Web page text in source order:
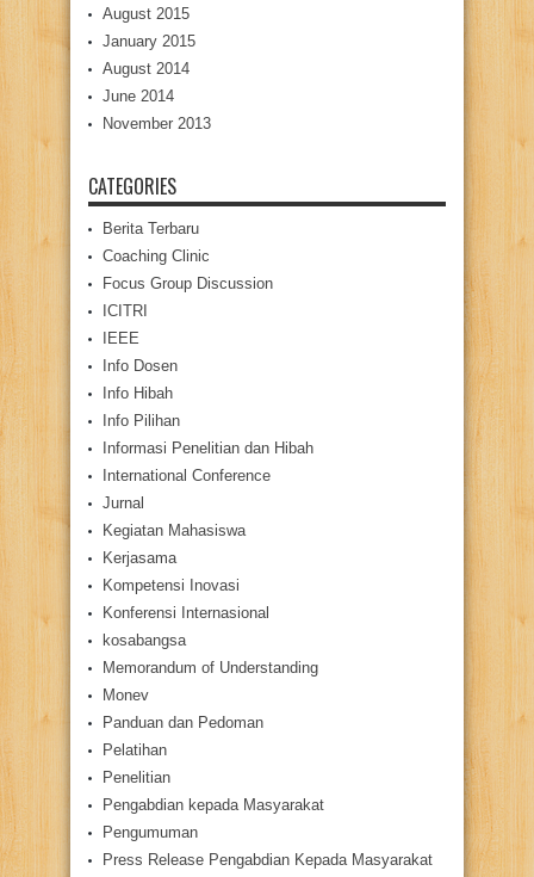
August 2015
January 2015
August 2014
June 2014
November 2013
CATEGORIES
Berita Terbaru
Coaching Clinic
Focus Group Discussion
ICITRI
IEEE
Info Dosen
Info Hibah
Info Pilihan
Informasi Penelitian dan Hibah
International Conference
Jurnal
Kegiatan Mahasiswa
Kerjasama
Kompetensi Inovasi
Konferensi Internasional
kosabangsa
Memorandum of Understanding
Monev
Panduan dan Pedoman
Pelatihan
Penelitian
Pengabdian kepada Masyarakat
Pengumuman
Press Release Pengabdian Kepada Masyarakat